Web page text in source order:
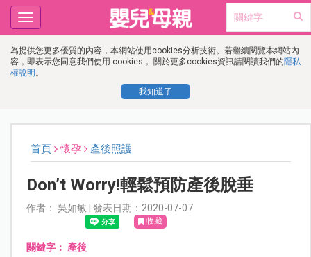
為提供您更多優質的內容，本網站使用cookies分析技術。若繼續閱覽本網站內
容，即表示您同意我們使用 cookies， 關於更多cookies資訊請閱讀我們的隱私
權說明 。
我知道了
Toggle
navigation
首頁 懷孕 產後照護
Don’t Worry!輕鬆預防產後脫垂
作者： 吳如敏 | 發表日期：2020-07-07
收藏
關鍵字： 產後